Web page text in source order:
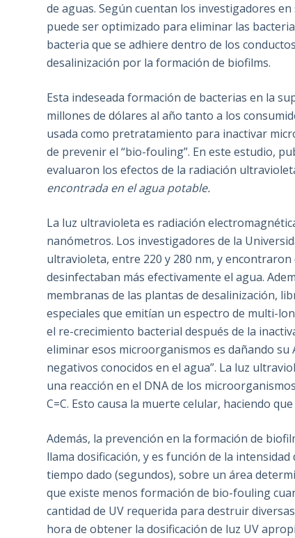
de aguas. Según cuentan los investigadores
puede ser optimizado para eliminar las
bacteria que se adhiere dentro de los
desalinización por la formación de biofilms.
Esta indeseada formación de bacterias en la
millones de dólares al año tanto a los
usada como pretratamiento para inactivar
de prevenir el “bio-fouling”. En este estudio,
evaluaron los efectos de la radiación
encontrada en el agua potable.
La luz ultravioleta es radiación
nanómetros. Los investigadores de la
ultravioleta, entre 220 y 280 nm, y
desinfectaban más efectivamente el agua.
membranas de las plantas de desalinización,
especiales que emitían un espectro de multi-
el re-crecimiento bacterial después de la
eliminar esos microorganismos es dañando
negativos conocidos en el agua”. La luz
una reacción en el DNA de los
C=C. Esto causa la muerte celular, haciendo
Además, la prevención en la formación de
llama dosificación, y es función de la
tiempo dado (segundos), sobre un área
que existe menos formación de bio-fouling
cantidad de UV requerida para destruir
hora de obtener la dosificación de luz UV